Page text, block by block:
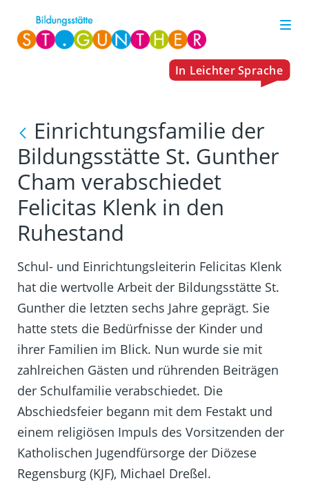
Einrichtungsfamilie der
Bildungsstätte St. Gunther
Cham verabschiedet
Felicitas Klenk in den
Ruhestand
Schul- und Einrichtungsleiterin Felicitas Klenk
hat die wertvolle Arbeit der Bildungsstätte St.
Gunther die letzten sechs Jahre geprägt. Sie
hatte stets die Bedürfnisse der Kinder und
ihrer Familien im Blick. Nun wurde sie mit
zahlreichen Gästen und rührenden Beiträgen
der Schulfamilie verabschiedet. Die
Abschiedsfeier begann mit dem Festakt und
einem religiösen Impuls des Vorsitzenden der
Katholischen Jugendfürsorge der Diözese
Regensburg (KJF), Michael Dreßel.